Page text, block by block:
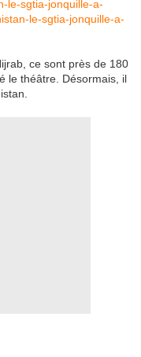
ce sont près de 180
le théâtre. Désormais, il